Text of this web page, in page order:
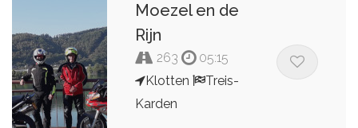
Moezel en de
Rijn
263
05:15
Klotten
Treis-
Karden